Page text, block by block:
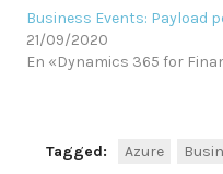
Business Events: Payload
21/09/2020
En «Dynamics 365 for
Tagged: Azure